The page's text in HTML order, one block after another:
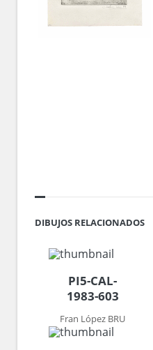
DIBUJOS RELACIONADOS
PI5-CAL-
1983-603
Fran López BRU